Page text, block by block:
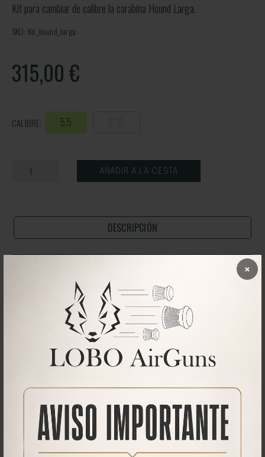
×
Kit para cambiar de calibre la carabina Hound Larga.
SKU: Kit_hound_larga
315,00 €
CALIBRE: 5,5
AÑADIR A LA CESTA
DESCRIPCIÓN
Este kit esta pensado para pasar de Hound a Hound Larga
obteniendo así un cañón de mayor longitud.
El kit se compone de:
Cañón de 600 mm de longitud en el calibre seleccionado.
Enfundado del cañón con su rosca final de 1/2 UNF
Aguja introductora en el calibre seleccionado
La operación de cambio de calibre se puede realizar con un juego de
llaves Allen.
Proporcionamos una pequeña guía para su referencia.